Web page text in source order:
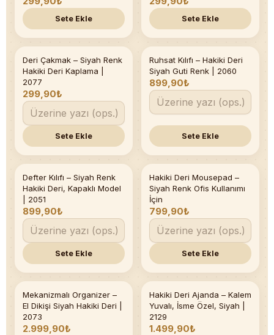
Sete Ekle Sete Ekle
Deri Çakmak – Siyah Renk
Hakiki Deri Kaplama |
2077
299,90₺
Sete Ekle
Ruhsat Kılıfı – Hakiki Deri
Siyah Guti Renk | 2060
899,90₺
Sete Ekle
Defter Kılıfı – Siyah Renk
Hakiki Deri, Kapaklı Model
| 2051
899,90₺
Sete Ekle
Hakiki Deri Mousepad –
Siyah Renk Ofis Kullanımı
İçin
799,90₺
Sete Ekle
Mekanizmalı Organizer –
El Dikişi Siyah Hakiki Deri |
2073
2.999,90₺
Hakiki Deri Ajanda – Kalem
Yuvalı, İsme Özel, Siyah |
2129
1.499,90₺